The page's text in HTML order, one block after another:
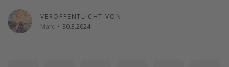
Disneyland Paris
Roadtrips
VERÖFFENTLICHT VON
Marc · 30.3.2024